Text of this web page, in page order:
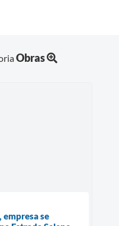
Obras
se